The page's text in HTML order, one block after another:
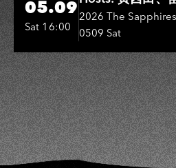
05.09
Sat 16:00
Entertainers: 葉
敏、張秀卿、王
彬、邵大倫、曹
瑤
2026 The
0509 Sat